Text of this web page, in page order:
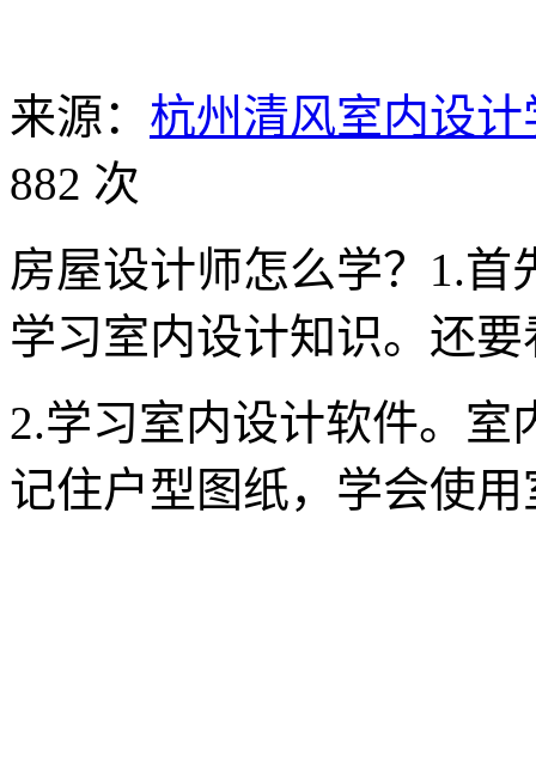
来源： 杭州清风室内设计
882 次
房屋设计师怎么学？1.
学习室内设计知识。还
2.学习室内设计软件。
记住户型图纸，学会使